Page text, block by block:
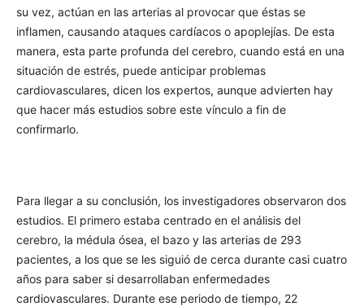
su vez, actúan en las arterias al provocar que éstas se
inflamen, causando ataques cardíacos o apoplejías. De esta
manera, esta parte profunda del cerebro, cuando está en una
situación de estrés, puede anticipar problemas
cardiovasculares, dicen los expertos, aunque advierten hay
que hacer más estudios sobre este vínculo a fin de
confirmarlo.
Para llegar a su conclusión, los investigadores observaron dos
estudios. El primero estaba centrado en el análisis del
cerebro, la médula ósea, el bazo y las arterias de 293
pacientes, a los que se les siguió de cerca durante casi cuatro
años para saber si desarrollaban enfermedades
cardiovasculares. Durante ese periodo de tiempo, 22